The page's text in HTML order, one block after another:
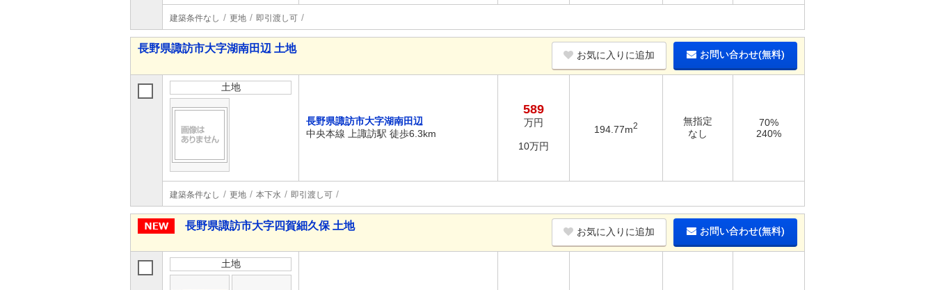
建築条件なし 更地 即引渡し可
長野県諏訪市大字湖南田辺 土地
お気に入りに追加 お問い合わせ(無料)
土地
長野県諏訪市大字湖南田辺
中央本線 上諏訪駅 徒歩6.3km
589
万円
10万円
194.77m2
無指定
なし
70%
240%
建築条件なし 更地 本下水 即引渡し可
長野県諏訪市大字四賀細久保 土地 お気に入りに追加 お問い合わせ(無料)
土地